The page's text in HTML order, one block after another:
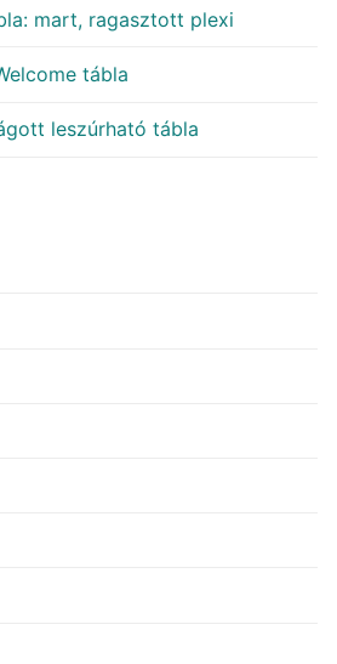
mart, ragasztott plexi
tábla
leszúrható tábla